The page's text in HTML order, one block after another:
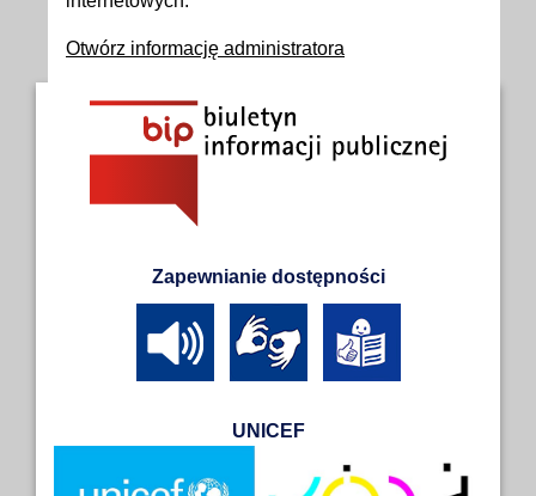
Zapewnianie dostępności
UNICEF
Otwórz informację administratora